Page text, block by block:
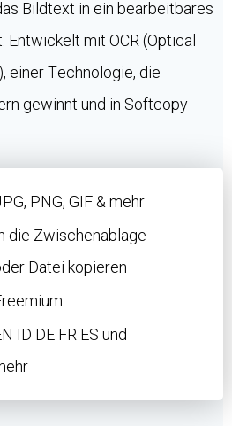
Bildtext in ein bearbeitbares
mit OCR (Optical
einer Technologie, die
gewinnt und in Softcopy
PNG, GIF & mehr
die Zwischenablage
Datei kopieren
ID DE FR ES und